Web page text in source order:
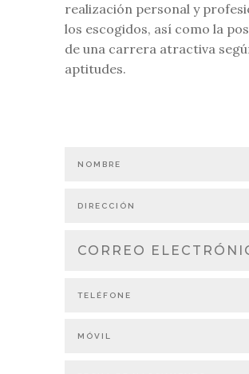
realización personal y
los escogidos, así como la
de una carrera atractiva
aptitudes.